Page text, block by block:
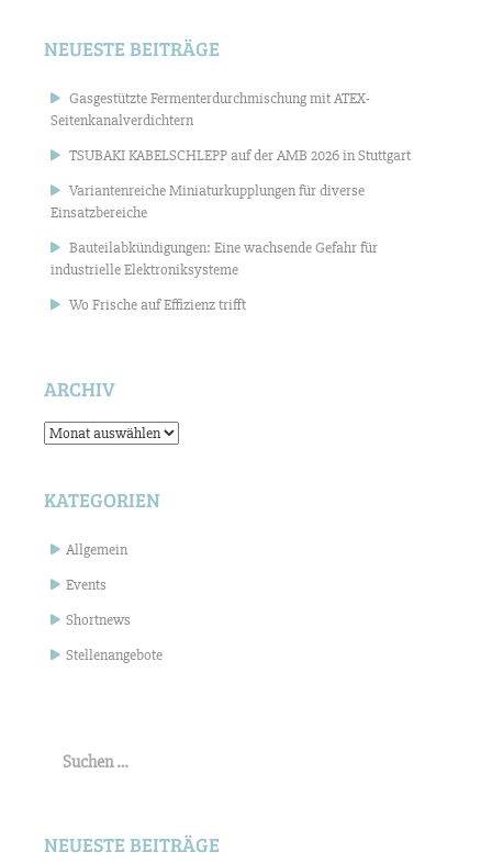
NEUESTE BEITRÄGE
Gasgestützte Fermenterdurchmischung mit ATEX-
Seitenkanalverdichtern
TSUBAKI KABELSCHLEPP auf der AMB 2026 in Stuttgart
Variantenreiche Miniaturkupplungen für diverse
Einsatzbereiche
Bauteilabkündigungen: Eine wachsende Gefahr für
industrielle Elektroniksysteme
Wo Frische auf Effizienz trifft
ARCHIV
Archiv
KATEGORIEN
Allgemein
Events
Shortnews
Stellenangebote
nach:
NEUESTE BEITRÄGE